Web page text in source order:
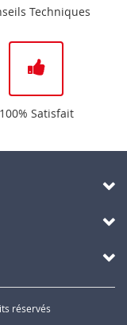
Techniques
100% Satisfait
réservés